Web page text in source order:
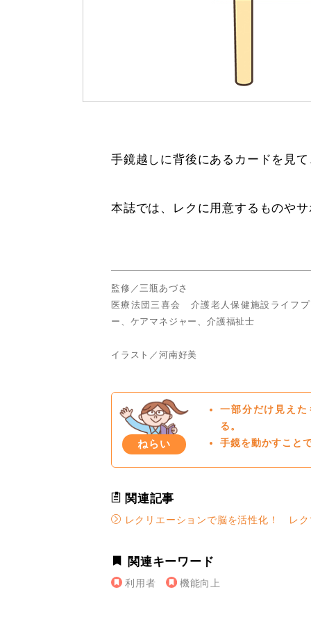
手鏡越しに背後にあるカードを見
本誌では、レクに用意するものや
監修／三瓶あづさ
医療法団三喜会 介護老人保健施設ライフ
ー、ケアマネジャー、介護福祉士
イラスト／河南好美
ねらい
一部分だけ見え
る。
手鏡を動かすこと
関連記事
レクリエーションで脳を活性化！ レク
関連キーワード
利用者 機能向上